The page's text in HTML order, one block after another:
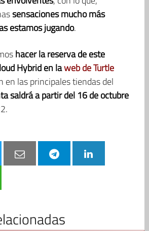
sensaciones mucho más
estamos jugando.
hacer la reserva de este
Hybrid en laweb de Turtle
en las principales tiendas del
saldrá a partir del 16 de octubre